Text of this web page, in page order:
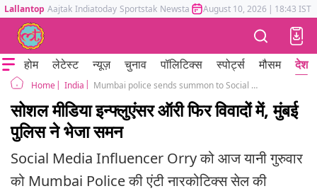
Lallantop Aajtak Indiatoday Sportstak Newstak Mumbai Tak Astrotak
August 10, 2026 | 18:43 IST
होम लेटेस्ट न्यूज़ चुनाव पॉलिटिक्स स्पोर्ट्स मौसम देश
Home India Mumbai police sends summon to Social Media Influencer orry on a drug related case
सोशल मीडिया इन्फ्लुएंसर ऑरी फिर विवादों में, मुंबई
पुलिस ने भेजा समन
Social Media Influencer Orry को आज यानी गुरुवार
को Mumbai Police की एंटी नारकोटिक्स सेल की